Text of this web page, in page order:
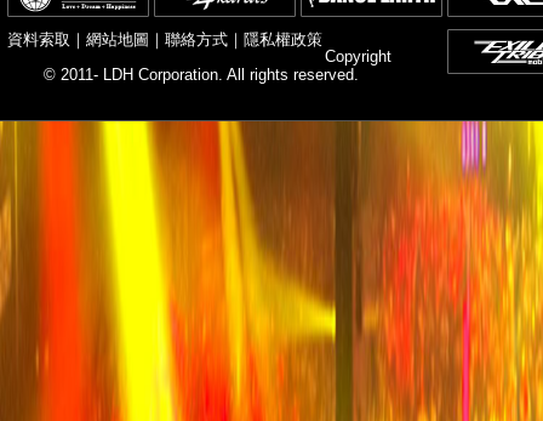
資料索取 ｜ 網站地圖 ｜ 聯絡方式 ｜ 隱私權政策
Copyright
© 2011- LDH Corporation. All rights reserved.